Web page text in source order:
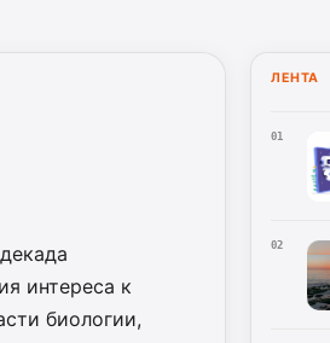
интереса к
биологии,
ЛЕНТА
01
02